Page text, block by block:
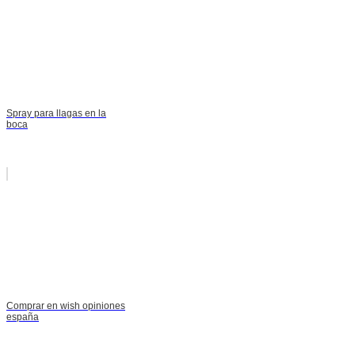
Spray para llagas en la
boca
Comprar en wish opiniones
españa